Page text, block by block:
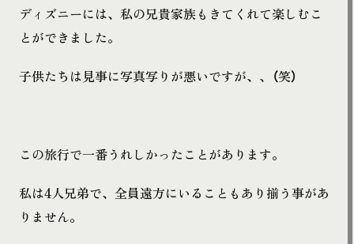
ディズニーには、私の兄貴家族もきてくれて楽しむこ
とができました。
子供たちは見事に写真写りが悪いですが、、（笑）
この旅行で一番うれしかったことがあります。
私は4人兄弟で、全員遠方にいることもあり揃う事があ
りません。